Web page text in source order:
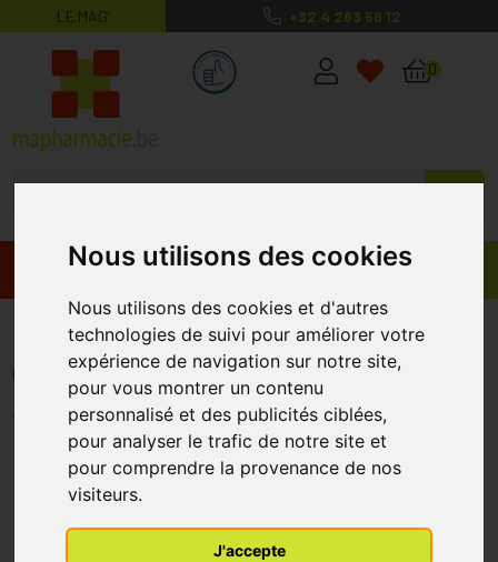
Nous utilisons des cookies
Nous utilisons des cookies et d'autres
technologies de suivi pour améliorer votre
expérience de navigation sur notre site,
pour vous montrer un contenu
personnalisé et des publicités ciblées,
pour analyser le trafic de notre site et
pour comprendre la provenance de nos
visiteurs.
J'accepte
LE MAG’ +32 4 263 56 12
MaPharmacie.be ma santé, mes
0
Promos Produits
Delical CONCENTRE Noisette
(4x200ml)
DELICAL